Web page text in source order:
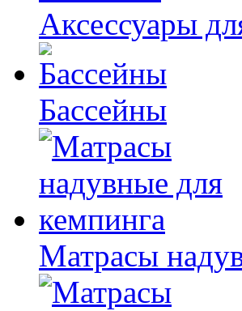
Аксессуары
Бассейны
Матрасы